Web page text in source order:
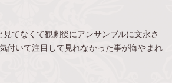
てなくて観劇後にアンサンブルに文永さ
付いて注目して見れなかった事が悔やまれ